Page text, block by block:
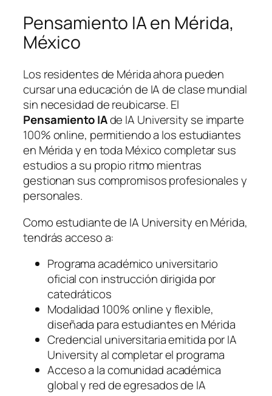
Pensamiento IA en Mérida,
México
Los residentes de Mérida ahora pueden
cursar una educación de IA de clase mundial
sin necesidad de reubicarse. El
Pensamiento IAde IA University se imparte
100% online, permitiendo a los estudiantes
en Mérida y en toda México completar sus
estudios a su propio ritmo mientras
gestionan sus compromisos profesionales y
personales.
Como estudiante de IA University en Mérida,
tendrás acceso a:
Programa académico universitario
oficial con instrucción dirigida por
catedráticos
Modalidad 100% online y flexible,
diseñada para estudiantes en Mérida
Credencial universitaria emitida por IA
University al completar el programa
Acceso a la comunidad académica
global y red de egresados de IA